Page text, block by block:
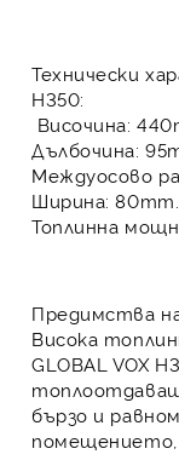
Технически
H350:
Височина:
Дълбочина:
Междуосово
Ширина: 80mm.
Топлинна
Предимства
Висока
GLOBAL VOX
бързо и
помещението,